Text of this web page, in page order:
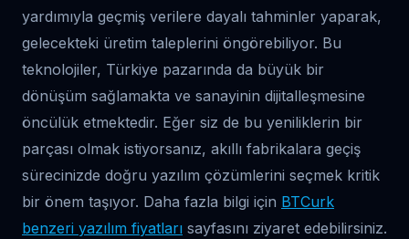
yardımıyla geçmiş verilere dayalı tahminler yaparak,
gelecekteki üretim taleplerini öngörebiliyor. Bu
teknolojiler, Türkiye pazarında da büyük bir
dönüşüm sağlamakta ve sanayinin dijitalleşmesine
öncülük etmektedir. Eğer siz de bu yeniliklerin bir
parçası olmak istiyorsanız, akıllı fabrikalara geçiş
sürecinizde doğru yazılım çözümlerini seçmek kritik
bir önem taşıyor. Daha fazla bilgi için BTCurk
benzeri yazılım fiyatları sayfasını ziyaret edebilirsiniz.